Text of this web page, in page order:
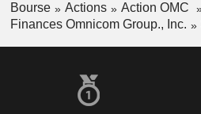
Bourse Actions
Action OMC
Finances Omnicom Group., Inc.